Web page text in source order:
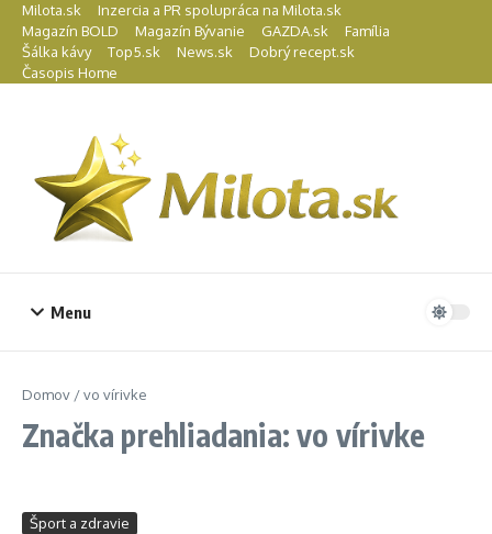
Preskočiť na obsah
Milota.sk
Inzercia a PR spolupráca na Milota.sk
Magazín BOLD
Magazín Bývanie GAZDA.sk
Família
Šálka kávy
Top5.sk News.sk
Dobrý recept.sk
Časopis Home
Menu
Domov /vo vírivke
Značka prehliadania: vo vírivke
Šport a zdravie